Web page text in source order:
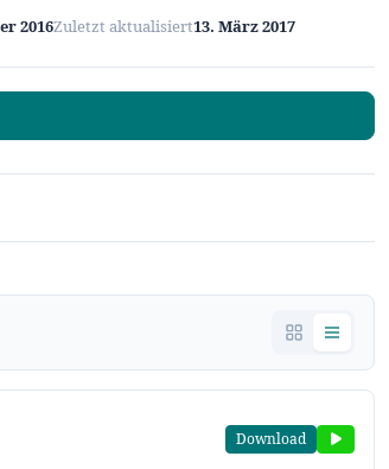
2016Zuletzt aktualisiert13. März 2017
Download